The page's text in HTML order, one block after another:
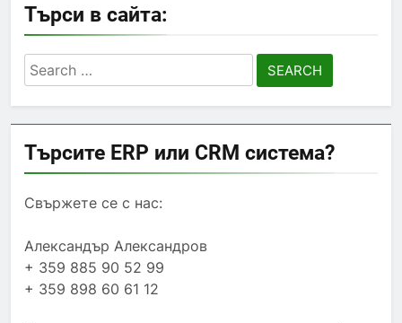
Търси в сайта:
Search
for:
Търсите ERP или CRM система?
Свържете се с нас:
Александър Александров
+ 359 885 90 52 99
+ 359 898 60 61 12